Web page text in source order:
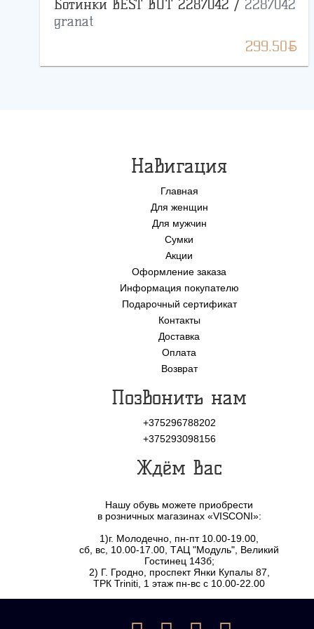
Ботинки BEST BUT 2287042 / 2287042
granat
299.50BYN
Навигация
Главная
Для женщин
Для мужчин
Сумки
Акции
Оформление заказа
Информация покупателю
Подарочный сертификат
Контакты
Доставка
Оплата
Возврат
Позвонить нам
+375296788202
+375293098156
Ждём Вас
Нашу обувь можете приобрести
в розничных магазинах «VISCONI»:
1)г. Молодечно, пн-пт 10.00-19.00,
сб, вс, 10.00-17.00, ТАЦ "Модуль", Великий
Гостинец 143б;
2) Г. Гродно, проспект Янки Купалы 87,
ТРК Triniti, 1 этаж пн-вс с 10.00-22.00